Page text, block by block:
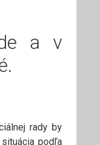
a v
rady by
podľa